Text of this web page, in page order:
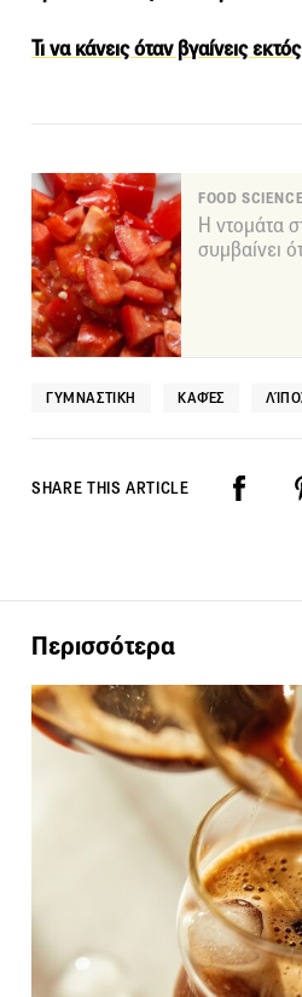
Τι να κάνεις όταν βγαίνεις
FOOD SCIENCE
Η ντομάτα
συμβαίνει
ΓΥΜΝΑΣΤΙΚΉ ΚΑΦΈΣ
SHARE THIS ARTICLE
Περισσότερα